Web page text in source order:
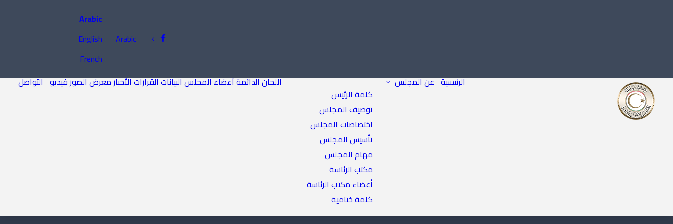
Arabic
Arabic
English
French
الرئيسية عن المجلس
كلمة الرئيس
توصيف المجلس
اختصاصات المجلس
تأسيس المجلس
مهام المجلس
مكتب الرئاسة
أعضاء مكتب الرئاسة
كلمة ختامية
اللجان الدائمةأعضاء المجلسالبياناتالقراراتالأخبارمعرض الصورفيديو التواصل